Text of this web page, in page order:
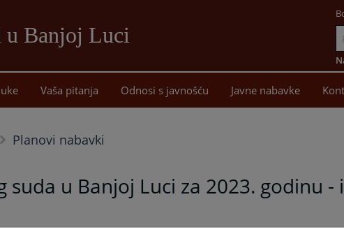
u Banjoj Luci
sadržaj
Vaša pitanja Odnosi s javnošću Javne nabavke
Planovi nabavki
suda u Banjoj Luci za 2023. godinu -